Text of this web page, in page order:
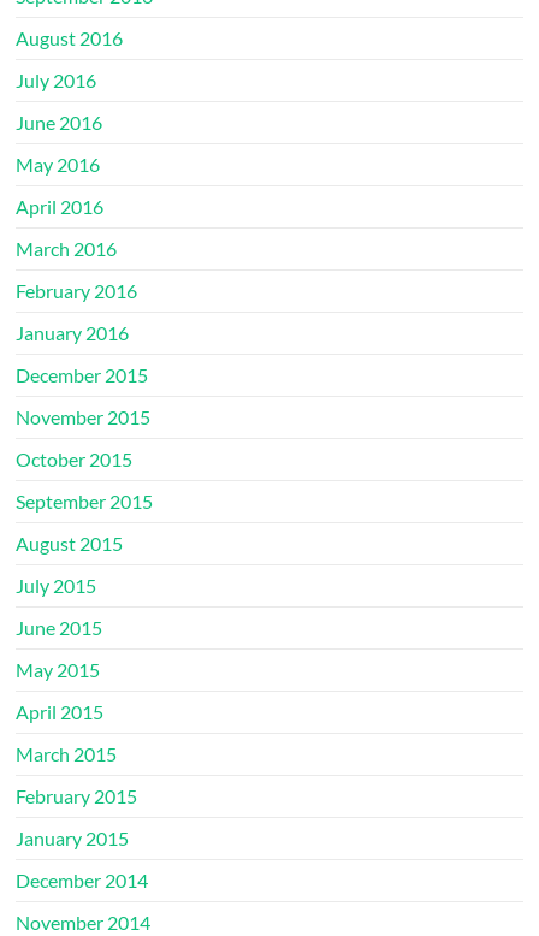
August 2016
July 2016
June 2016
May 2016
April 2016
March 2016
February 2016
January 2016
December 2015
November 2015
October 2015
September 2015
August 2015
July 2015
June 2015
May 2015
April 2015
March 2015
February 2015
January 2015
December 2014
November 2014